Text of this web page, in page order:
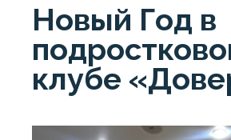
Новый Год в
клубе